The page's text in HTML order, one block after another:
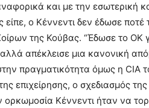
και με την εσωτερική
ο Κέννεντι δεν έδωσε ποτέ
της Κούβας. “Έδωσε το ΟΚ
απέκλεισε μια κανονική
πραγματικότητα όμως η CIA
επιχείρησης, ο σχεδιασμός
Κέννεντι ήταν να